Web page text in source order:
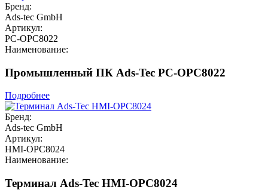
Бренд:
Ads-tec GmbH
Артикул:
PC-OPC8022
Наименование:
Промышленный ПК Ads-Tec PC-OPC8022
Подробнее
Бренд:
Ads-tec GmbH
Артикул:
HMI-OPC8024
Наименование:
Терминал Ads-Tec HMI-OPC8024